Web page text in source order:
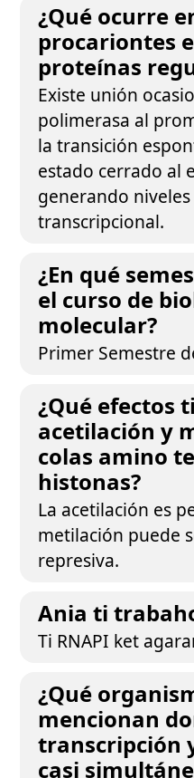
¿Qué ocurre
procariontes
proteínas
Existe unión
polimerasa al
la transición
estado cerrado al
generando
transcripcional.
¿En qué
el curso de
molecular?
Primer Semestre
¿Qué efectos
acetilación y
colas amino
histonas?
La acetilación es
metilación puede
represiva.
Ania ti
Ti RNAPI ket
¿Qué
mencionan
transcripción
casi